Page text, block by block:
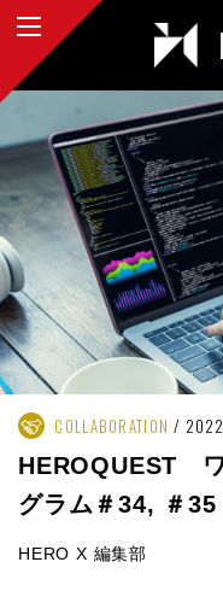
COLLABORATION
HEROQUEST
グラム＃34, ＃35
HERO X 編集部